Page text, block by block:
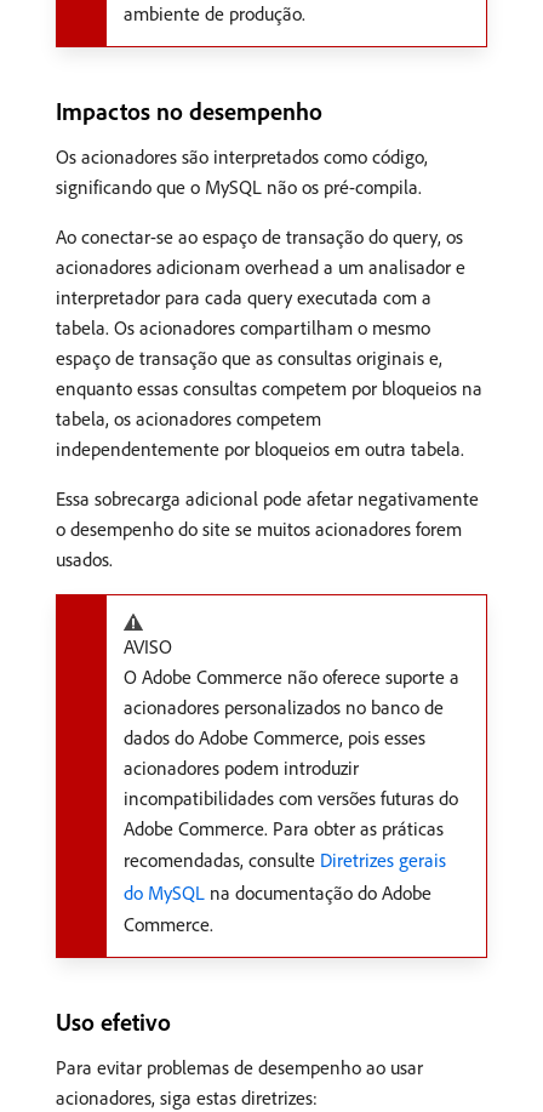
ambiente de produção.
Impactos no desempenho
Os acionadores são interpretados como código,
significando que o MySQL não os pré-compila.
Ao conectar-se ao espaço de transação do query, os
acionadores adicionam overhead a um analisador e
interpretador para cada query executada com a
tabela. Os acionadores compartilham o mesmo
espaço de transação que as consultas originais e,
enquanto essas consultas competem por bloqueios na
tabela, os acionadores competem
independentemente por bloqueios em outra tabela.
Essa sobrecarga adicional pode afetar negativamente
o desempenho do site se muitos acionadores forem
usados.
AVISO
O Adobe Commerce não oferece suporte a
acionadores personalizados no banco de
dados do Adobe Commerce, pois esses
acionadores podem introduzir
incompatibilidades com versões futuras do
Adobe Commerce. Para obter as práticas
recomendadas, consulte Diretrizes gerais
do MySQL na documentação do Adobe
Commerce.
Uso efetivo
Para evitar problemas de desempenho ao usar
acionadores, siga estas diretrizes: